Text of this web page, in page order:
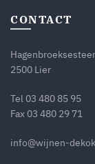
CONTACT
2500 Lier
Tel 03 480 85 95
Fax 03 480 29 71
info@wijnen-